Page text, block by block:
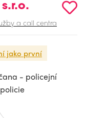
a call centra
jako první
- policejní